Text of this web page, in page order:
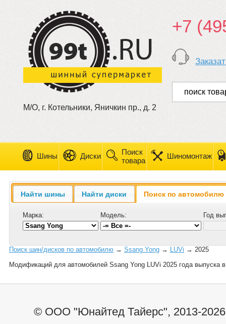
М/О, г. Котельники, Яничкин пр., д. 2
+7
Шины Диски
Поиск
товара
Шиномонтаж
Найти шины Найти диски Поиск по автомобилю
Марка: Модель: Год
Поиск шин/дисков по автомобилю → Ssang Yong → LUVi → 2025
Модификаций для автомобилей Ssang Yong LUVi 2025 года выпуска
© ООО "Юнайтед Тайерс", 2013-2026